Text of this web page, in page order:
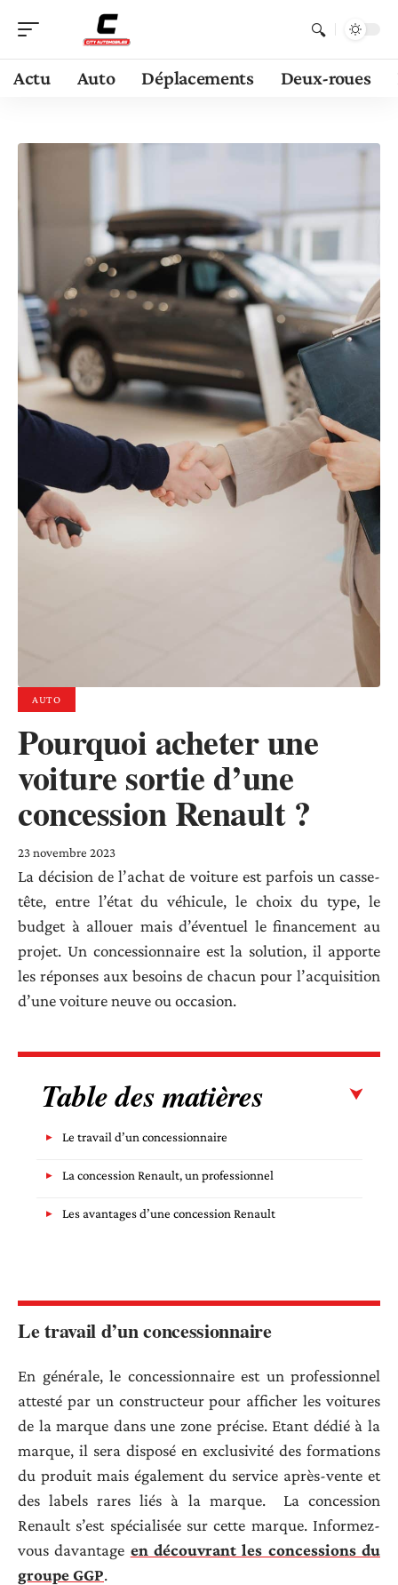
Actu Auto Déplacements Deux-roues
AUTO
Pourquoi acheter une
voiture sortie d’une
concession Renault ?
23 novembre 2023
La décision de l’achat de voiture est parfois un casse-
tête, entre l’état du véhicule, le choix du type, le
budget à allouer mais d’éventuel le financement au
projet. Un concessionnaire est la solution, il apporte
les réponses aux besoins de chacun pour l’acquisition
d’une voiture neuve ou occasion.
Table des matières
Le travail d’un concessionnaire
La concession Renault, un professionnel
Les avantages d’une concession Renault
Le travail d’un concessionnaire
En générale, le concessionnaire est un professionnel
attesté par un constructeur pour afficher les voitures
de la marque dans une zone précise. Etant dédié à la
marque, il sera disposé en exclusivité des formations
du produit mais également du service après-vente et
des labels rares liés à la marque. La concession
Renault s’est spécialisée sur cette marque. Informez-
vous davantage en découvrant les concessions du
groupe GGP.